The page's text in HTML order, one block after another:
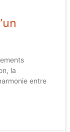
la
entre